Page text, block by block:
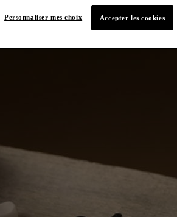
Accepter les cookies
Personnaliser mes choix